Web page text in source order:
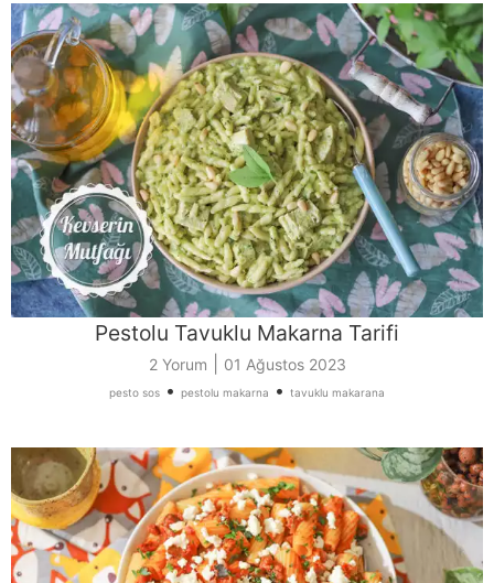
Pestolu Tavuklu Makarna Tarifi
2 Yorum 01 Ağustos 2023
pesto sos • pestolu makarna • tavuklu makarana